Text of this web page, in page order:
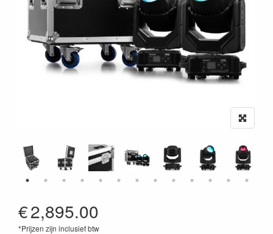
€2,895.00
*Prijzen zijn inclusief btw